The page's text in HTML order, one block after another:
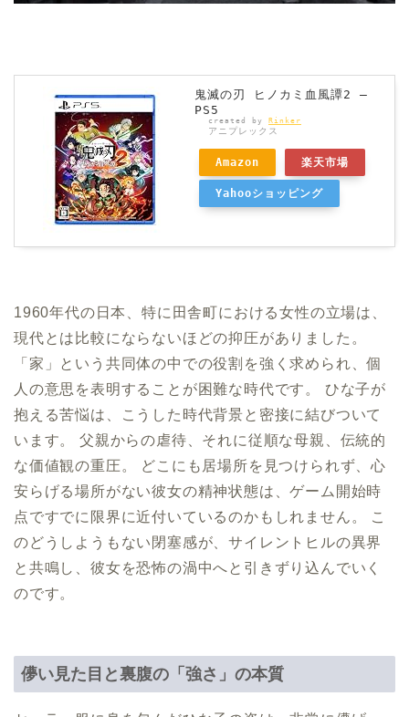
鬼滅の刃 ヒノカミ血風譚2 –
PS5
created by Rinker
アニプレックス
Amazon 楽天市場
Yahooショッピング
1960年代の日本、特に田舎町における女性の立場は、
現代とは比較にならないほどの抑圧がありました。
「家」という共同体の中での役割を強く求められ、個
人の意思を表明することが困難な時代です。 ひな子が
抱える苦悩は、こうした時代背景と密接に結びついて
います。 父親からの虐待、それに従順な母親、伝統的
な価値観の重圧。 どこにも居場所を見つけられず、心
安らげる場所がない彼女の精神状態は、ゲーム開始時
点ですでに限界に近付いているのかもしれません。 こ
のどうしようもない閉塞感が、サイレントヒルの異界
と共鳴し、彼女を恐怖の渦中へと引きずり込んでいく
のです。
儚い見た目と裏腹の「強さ」の本質